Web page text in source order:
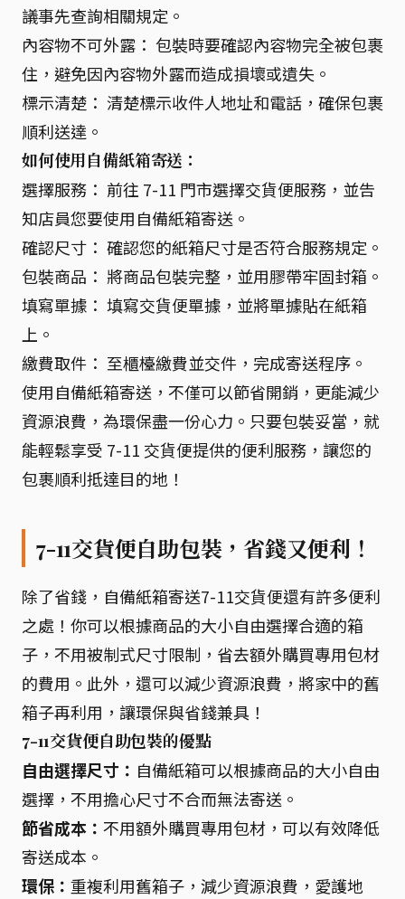
議事先查詢相關規定。
內容物不可外露： 包裝時要確認內容物完全被包裹
住，避免因內容物外露而造成損壞或遺失。
標示清楚： 清楚標示收件人地址和電話，確保包裹
順利送達。
如何使用自備紙箱寄送：
選擇服務： 前往 7-11 門市選擇交貨便服務，並告
知店員您要使用自備紙箱寄送。
確認尺寸： 確認您的紙箱尺寸是否符合服務規定。
包裝商品： 將商品包裝完整，並用膠帶牢固封箱。
填寫單據： 填寫交貨便單據，並將單據貼在紙箱
上。
繳費取件： 至櫃檯繳費並交件，完成寄送程序。
使用自備紙箱寄送，不僅可以節省開銷，更能減少
資源浪費，為環保盡一份心力。只要包裝妥當，就
能輕鬆享受 7-11 交貨便提供的便利服務，讓您的
包裹順利抵達目的地！
7-11交貨便自助包裝，省錢又便利！
除了省錢，自備紙箱寄送7-11交貨便還有許多便利
之處！你可以根據商品的大小自由選擇合適的箱
子，不用被制式尺寸限制，省去額外購買專用包材
的費用。此外，還可以減少資源浪費，將家中的舊
箱子再利用，讓環保與省錢兼具！
7-11交貨便自助包裝的優點
自由選擇尺寸： 自備紙箱可以根據商品的大小自由
選擇，不用擔心尺寸不合而無法寄送。
節省成本： 不用額外購買專用包材，可以有效降低
寄送成本。
環保： 重複利用舊箱子，減少資源浪費，愛護地